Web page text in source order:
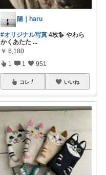
陽｜haru
#オリジナル写真 4枚🪿 やわら
かくあたた ...
￥ 6,180
1 1 951
コレ いいね